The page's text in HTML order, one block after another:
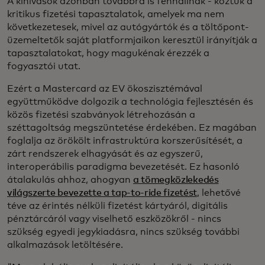
kritikus fizetési tapasztalatok, amelyek ma nem
következetesek, mivel az autógyártók és a töltőpont-
üzemeltetők saját platformjaikon keresztül irányítják a
tapasztalatokat, hogy magukénak érezzék a
fogyasztói utat.
Ezért a Mastercard az EV ökoszisztémával
együttműködve dolgozik a technológia fejlesztésén és
közös fizetési szabványok létrehozásán a
széttagoltság megszüntetése érdekében. Ez magában
foglalja az örökölt infrastruktúra korszerűsítését, a
zárt rendszerek elhagyását és az egyszerű,
interoperábilis paradigma bevezetését. Ez hasonló
átalakulás ahhoz, ahogyan a tömegközlekedés
világszerte bevezette a tap-to-ride fizetést, lehetővé
téve az érintés nélküli fizetést kártyáról, digitális
pénztárcáról vagy viselhető eszközökről - nincs
szükség egyedi jegykiadásra, nincs szükség további
alkalmazások letöltésére.